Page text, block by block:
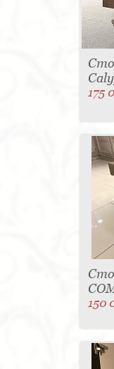
175
150